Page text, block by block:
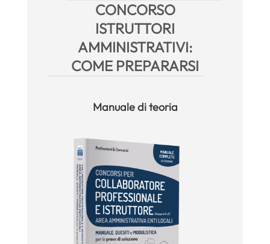
CONCORSO
ISTRUTTORI
AMMINISTRATIVI:
COME PREPARARSI
Manualedi teoria